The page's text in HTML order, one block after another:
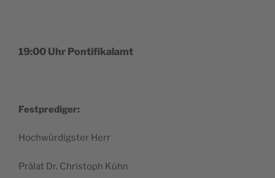
19:00 Uhr Pontifikalamt
Fest­predi­ger:
Hochwürdig­ster Herr
Prälat Dr. Christoph Kühn